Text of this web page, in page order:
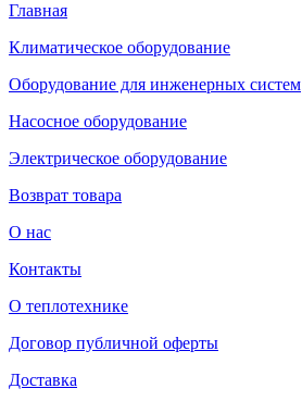
Главная
Климатическое оборудование
Оборудование для инженерных систем
Насосное оборудование
Электрическое оборудование
Возврат товара
О нас
Контакты
О теплотехнике
Договор публичной оферты
Доставка